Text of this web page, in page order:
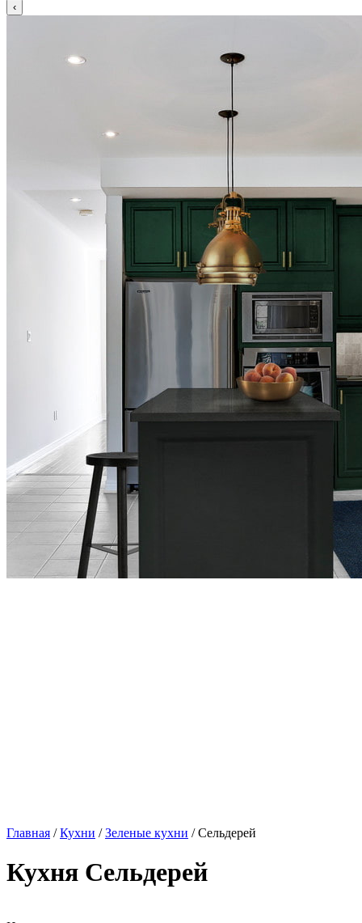
Главная /Кухни /Зеленые кухни / Сельдерей
Кухня Сельдерей